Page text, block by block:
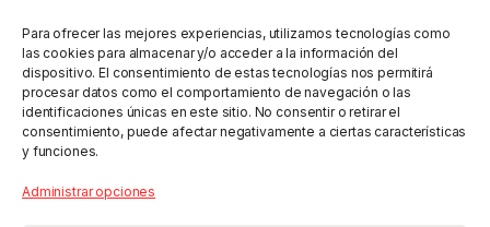
Para ofrecer las mejores experiencias, utilizamos tecnologías como
las cookies para almacenar y/o acceder a la información del
dispositivo. El consentimiento de estas tecnologías nos permitirá
procesar datos como el comportamiento de navegación o las
identificaciones únicas en este sitio. No consentir o retirar el
consentimiento, puede afectar negativamente a ciertas características
y funciones.
Administrar opciones